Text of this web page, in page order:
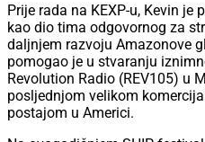
Prije rada na KEXP-u, Kevin
kao dio tima odgovornog za
daljnjem razvoju Amazonove
pomogao je u stvaranju
Revolution Radio (REV105) u
posljednjom velikom
postajom u Americi.